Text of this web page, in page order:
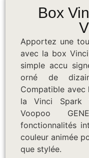
Box
Apportez une
avec la box
simple accu
orné de
Compatible avec
la Vinci Spark
Voopoo
fonctionnalités
couleur animée
que stylée.